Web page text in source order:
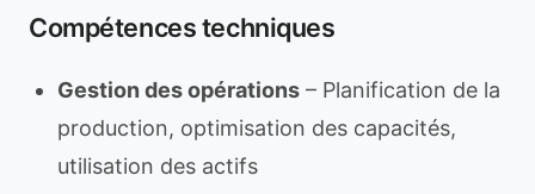
Compétences techniques
Gestion des opérations – Planification de la
production, optimisation des capacités,
utilisation des actifs